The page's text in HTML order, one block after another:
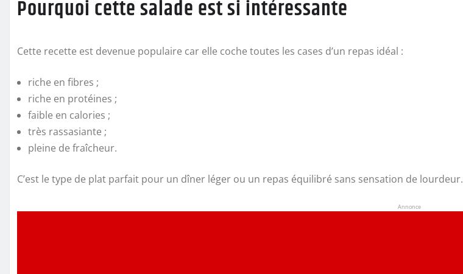
Pourquoi cette salade est si intéressante
Cette recette est devenue populaire car elle coche toutes les cases d’un repas idéal :
riche en fibres ;
riche en protéines ;
faible en calories ;
très rassasiante ;
pleine de fraîcheur.
C’est le type de plat parfait pour un dîner léger ou un repas équilibré sans sensation de lourdeur.
Annonce